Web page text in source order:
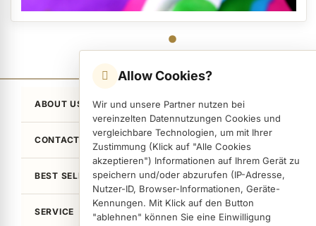
Allow Cookies?
Wir und unsere Partner nutzen bei
vereinzelten Datennutzungen Cookies und
vergleichbare Technologien, um mit Ihrer
Zustimmung (Klick auf "Alle Cookies
akzeptieren") Informationen auf Ihrem Gerät zu
speichern und/oder abzurufen (IP-Adresse,
Nutzer-ID, Browser-Informationen, Geräte-
Kennungen. Mit Klick auf den Button
"ablehnen" können Sie eine Einwilligung
ABOUT US
CONTACT
BEST SELLER
SERVICE